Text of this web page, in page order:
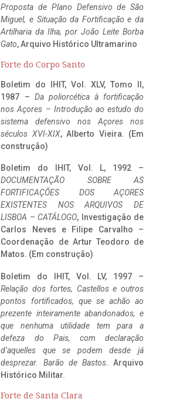
Proposta de Plano Defensivo de São
Miguel, e Situação da Fortificação e da
Artilharia da Ilha, por João Leite Borba
Gato, Arquivo Histórico Ultramarino
Forte do Corpo Santo
Boletim do IHIT, Vol. XLV, Tomo II,
1987 – Da poliorcética à fortificação
nos Açores – Introdução ao estudo do
sistema defensivo nos Açores nos
séculos XVI-XIX, Alberto Vieira. (Em
construção)
Boletim do IHIT, Vol. L, 1992 –
DOCUMENTAÇÃO SOBRE AS
FORTIFICAÇÕES DOS AÇORES
EXISTENTES NOS ARQUIVOS DE
LISBOA – CATÁLOGO, Investigação de
Carlos Neves e Filipe Carvalho –
Coordenação de Artur Teodoro de
Matos. (Em construção)
Boletim do IHIT, Vol. LV, 1997 –
Relação dos fortes, Castellos e outros
pontos fortificados, que se achão ao
prezente inteiramente abandonados, e
que nenhuma utilidade tem para a
defeza do Pais, com declaração
d’aquelles que se podem desde já
desprezar. Barão de Bastos. Arquivo
Histórico Militar.
Forte de Santa Clara